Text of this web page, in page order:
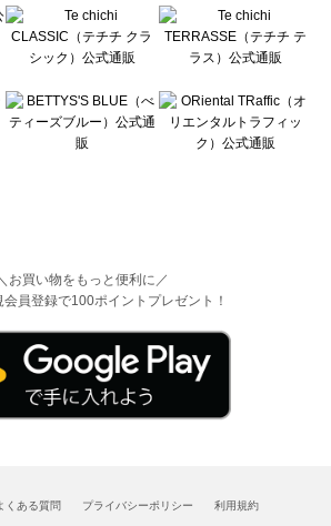
お買い物をもっと便利に／
会員登録で100ポイントプレゼント！
くある質問 プライバシーポリシー 利用規約